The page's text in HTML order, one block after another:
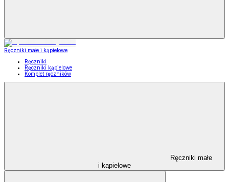
Ręczniki małe i kąpielowe
Ręczniki
Ręczniki kąpielowe
Komplet ręczników
Ręczniki małe
i kąpielowe